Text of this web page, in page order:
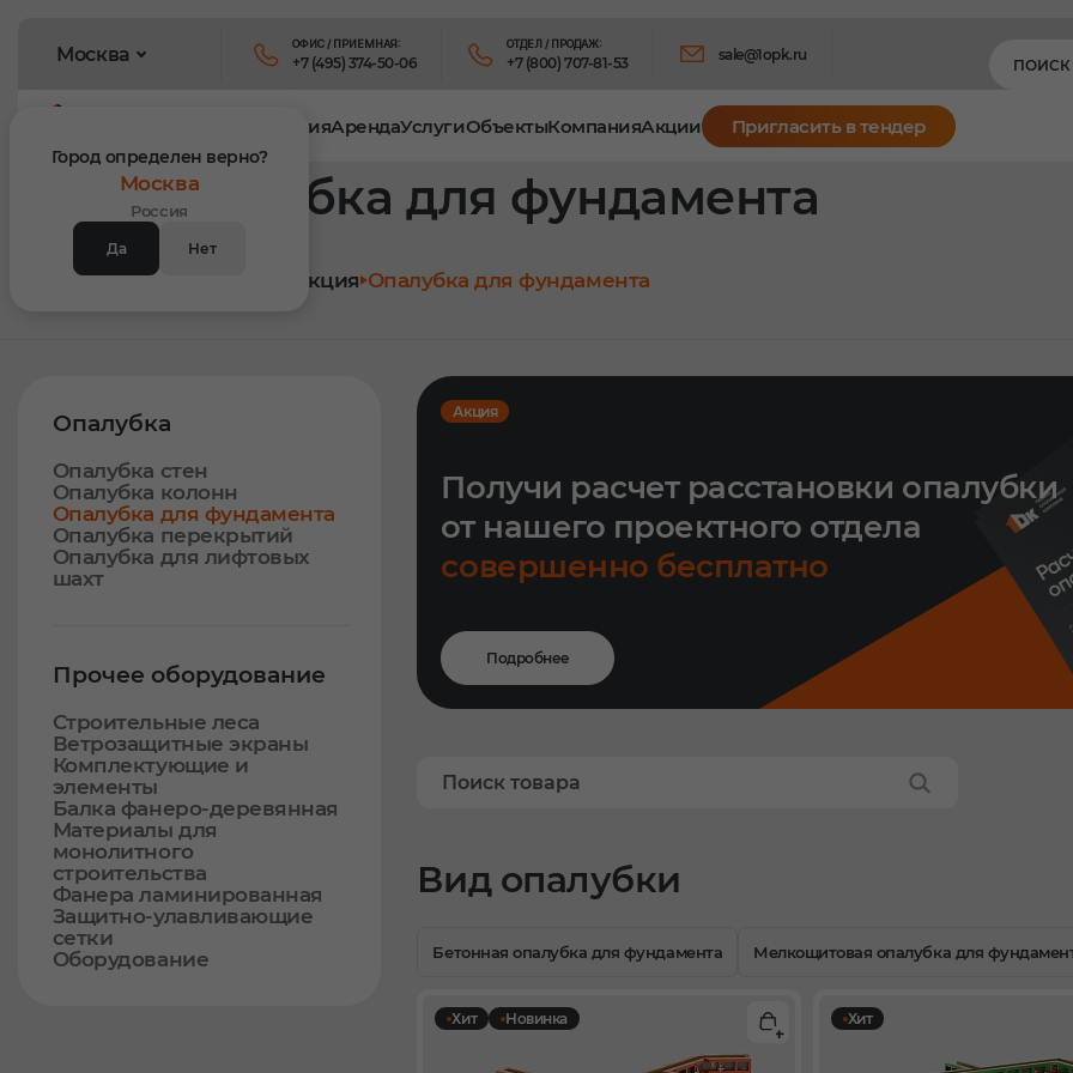
ОФИС / ПРИЕМНАЯ:
+7 (495) 374-50-06
ОТДЕЛ / ПРОДАЖ:
+7 (800) 707-81-53 sale@1opk.ru
Москва
Город определен верно?
Москва
Россия
Да Нет
ПродукцияАрендаУслугиОбъектыКомпанияАкции Пригласить в тендер
Опалубка для фундамента
Главная Продукция Опалубка для фундамента
Опалубка
Опалубка стен
Опалубка колонн
Опалубка для фундамента
Опалубка перекрытий
Опалубка для лифтовых
шахт
Прочее оборудование
Строительные леса
Ветрозащитные экраны
Комплектующие и
элементы
Балка фанеро-деревянная
Материалы для
монолитного
строительства
Фанера ламинированная
Защитно-улавливающие
сетки
Оборудование
Акция
Получи расчет расстановки опалубки
от нашего проектного отдела
совершенно бесплатно
Подробнее
Вид опалубки
Бетонная опалубка для фундамента Мелкощитовая опалубка для
Хит Новинка Хит